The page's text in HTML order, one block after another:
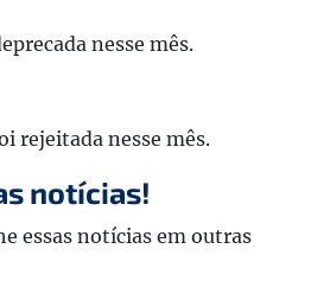
nesse mês.
rejeitada nesse mês.
notícias!
essas notícias em outras